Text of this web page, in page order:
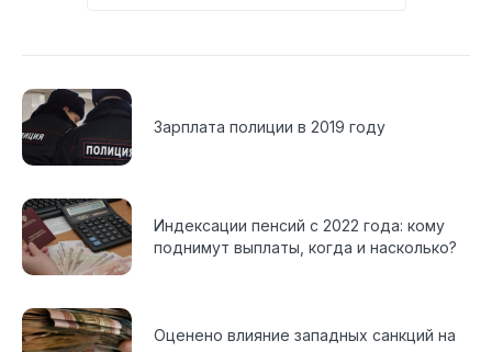
Зарплата полиции в 2019 году
Индексации пенсий с 2022 года: кому
поднимут выплаты, когда и насколько?
Оценено влияние западных санкций на